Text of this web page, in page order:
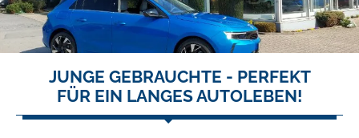
JUNGE GEBRAUCHTE - PERFEKT
FÜR EIN LANGES AUTOLEBEN!